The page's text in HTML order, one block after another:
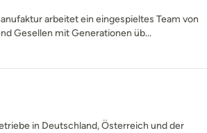
arbeitet ein eingespieltes Team von
Gesellen mit Generationen üb...
in Deutschland, Österreich und der